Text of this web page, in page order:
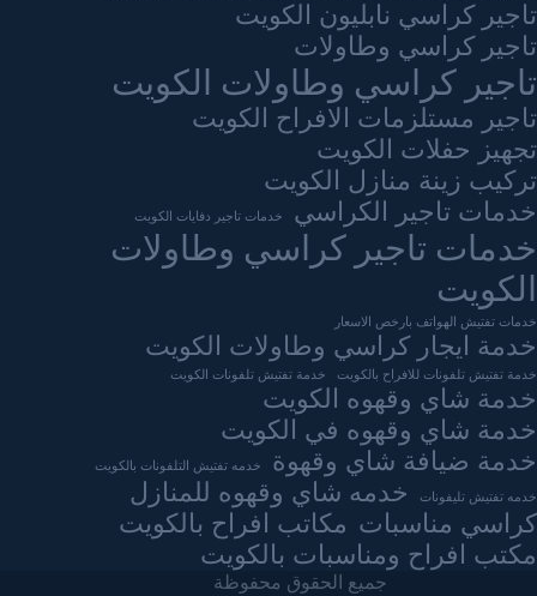
تاجير كراسي نابليون الكويت
تاجير كراسي وطاولات
تاجير كراسي وطاولات الكويت
تاجير مستلزمات الافراح الكويت
تجهيز حفلات الكويت
تركيب زينة منازل الكويت
خدمات تاجير الكراسي
خدمات تاجير دفايات الكويت
خدمات تاجير كراسي وطاولات
الكويت
خدمات تفتيش الهواتف بارخص الاسعار
خدمة ايجار كراسي وطاولات الكويت
خدمة تفتيش تلفونات للافراح بالكويت خدمة تفتيش تلفونات الكويت
خدمة شاي وقهوه الكويت
خدمة شاي وقهوه في الكويت
خدمة ضيافة شاي وقهوة
خدمه تفتيش التلفونات بالكويت
خدمه تفتيش تليفونات
خدمه شاي وقهوه للمنازل
كراسي مناسبات مكاتب افراح بالكويت
مكتب افراح ومناسبات بالكويت
جميع الحقوق محفوظة